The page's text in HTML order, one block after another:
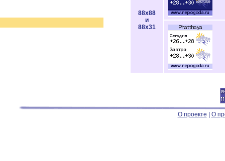
88x88
и
88x31
О проекте О